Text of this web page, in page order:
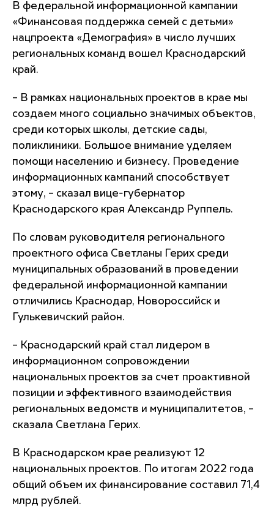
В федеральной информационной кампании
«Финансовая поддержка семей с детьми»
нацпроекта «Демография» в число лучших
региональных команд вошел Краснодарский
край.
– В рамках национальных проектов в крае мы
создаем много социально значимых объектов,
среди которых школы, детские сады,
поликлиники. Большое внимание уделяем
помощи населению и бизнесу. Проведение
информационных кампаний способствует
этому, – сказал вице-губернатор
Краснодарского края Александр Руппель.
По словам руководителя регионального
проектного офиса Светланы Герих среди
муниципальных образований в проведении
федеральной информационной кампании
отличились Краснодар, Новороссийск и
Гулькевичский район.
– Краснодарский край стал лидером в
информационном сопровождении
национальных проектов за счет проактивной
позиции и эффективного взаимодействия
региональных ведомств и муниципалитетов, –
сказала Светлана Герих.
В Краснодарском крае реализуют 12
национальных проектов. По итогам 2022 года
общий объем их финансирование составил 71,4
млрд рублей.